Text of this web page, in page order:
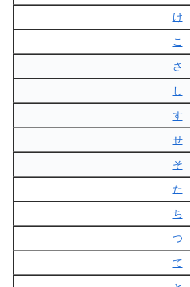
け
こ
さ
し
す
せ
そ
た
ち
つ
て